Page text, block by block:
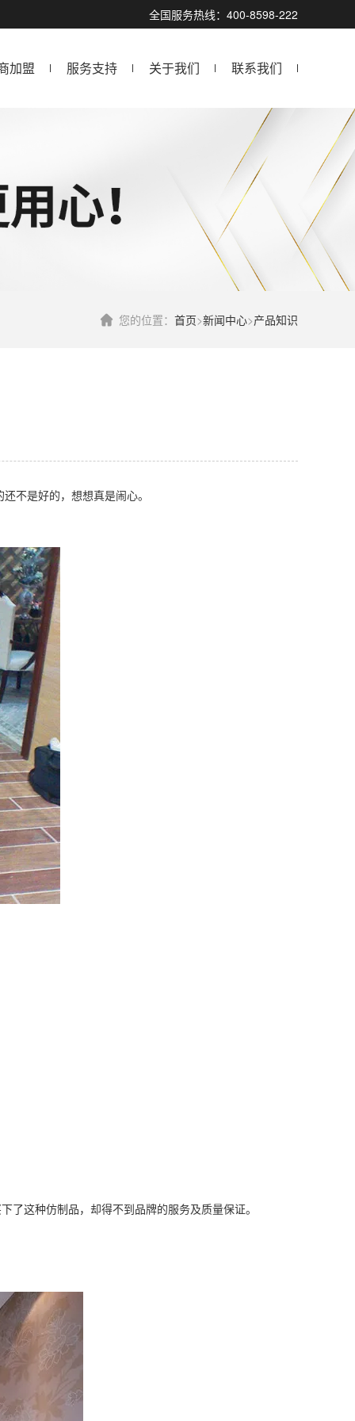
全国服务热线：400-8598-222
加盟 服务支持 关于我们 联系我们
您的位置： 首页>新闻中心>产品知识
不是好的，想想真是闹心。
这种仿制品，却得不到品牌的服务及质量保证。